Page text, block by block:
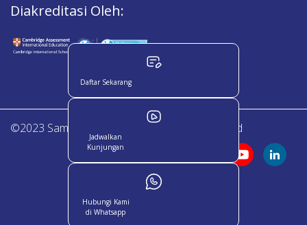
Diakreditasi Oleh:
©2023 Sampoerna Academy. All Right Reserved
Daftar Sekarang
Jadwalkan
Kunjungan
Hubungi Kami
di Whatsapp